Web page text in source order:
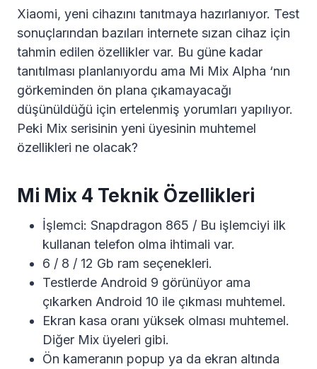
Xiaomi, yeni cihazını tanıtmaya hazırlanıyor. Test
sonuçlarından bazıları internete sızan cihaz için
tahmin edilen özellikler var. Bu güne kadar
tanıtılması planlanıyordu ama Mi Mix Alpha ‘nın
görkeminden ön plana çıkamayacağı
düşünüldüğü için ertelenmiş yorumları yapılıyor.
Peki Mix serisinin yeni üyesinin muhtemel
özellikleri ne olacak?
Mi Mix 4 Teknik Özellikleri
İşlemci: Snapdragon 865 / Bu işlemciyi ilk
kullanan telefon olma ihtimali var.
6 / 8 / 12 Gb ram seçenekleri.
Testlerde Android 9 görünüyor ama
çıkarken Android 10 ile çıkması muhtemel.
Ekran kasa oranı yüksek olması muhtemel.
Diğer Mix üyeleri gibi.
Ön kameranın popup ya da ekran altında